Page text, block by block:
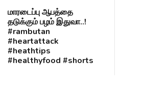
மாரடைப்பு ஆபத்தை
தடுக்கும் பழம் இதுவா..!
#rambutan
#heartattack
#heathtips
#healthyfood #shorts